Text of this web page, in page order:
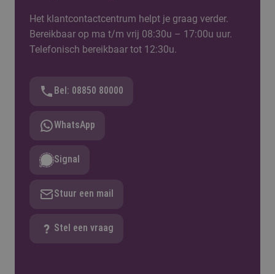
Het klantcontactcentrum helpt je graag verder.
Bereikbaar op ma t/m vrij 08:30u – 17:00u uur.
Telefonisch bereikbaar tot 12:30u.
Bel: 08850 80000
WhatsApp
Signal
Stuur een mail
Stel een vraag